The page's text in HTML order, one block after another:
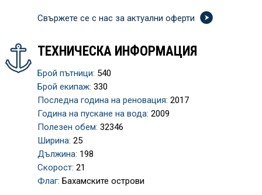
Свържете се с нас за актуални оферти
ТЕХНИЧЕСКА ИНФОРМАЦИЯ
Брой пътници: 540
Брой екипаж: 330
Последна година на реновация: 2017
Година на пускане на вода: 2009
Полезен обем: 32346
Ширина: 25
Дължина: 198
Скорост: 21
Флаг: Бахамските острови